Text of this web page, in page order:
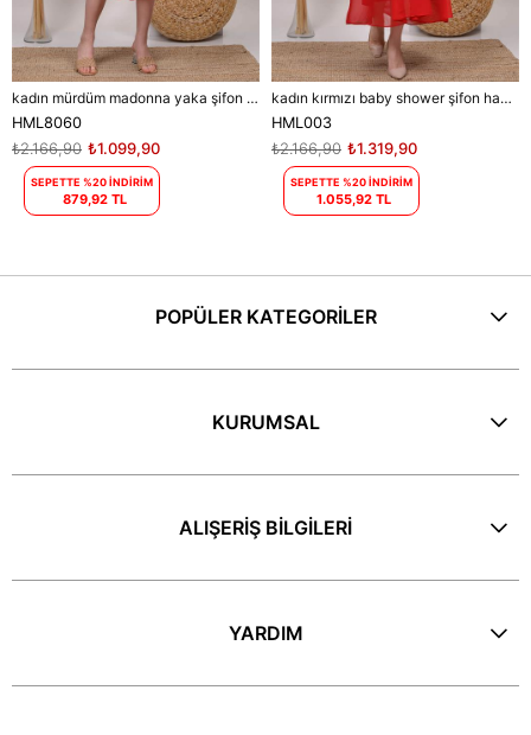
kadın mürdüm madonna yaka şifon hamile elbisesi DPHML8060
HML8060
₺1.099,90
₺2.166,90
SEPETTE %20 İNDİRİM
879,92 TL
kadın kırmızı baby shower şifon hamile elbise DPHML003
HML003
₺1.319,90
₺2.166,90
SEPETTE %20 İNDİRİM
1.055,92 TL
POPÜLER KATEGORİLER
KURUMSAL
ALIŞERİŞ BİLGİLERİ
YARDIM